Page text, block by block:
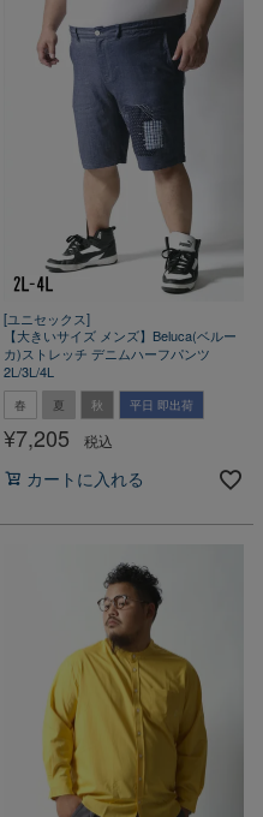
[ユニセックス]
【大きいサイズ メンズ】Beluca(ベルー
カ)ストレッチ デニムハーフパンツ
2L/3L/4L
春 夏 秋 平日 即出荷
¥7,205 税込
カートに入れる